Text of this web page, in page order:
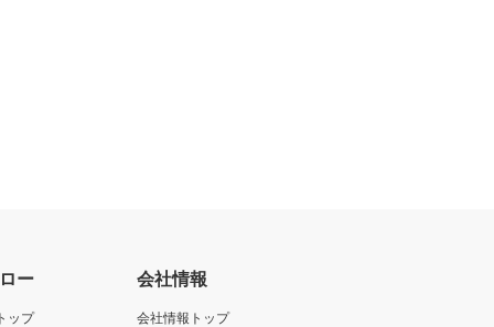
ー
ップ
会社情報
会社情報トップ